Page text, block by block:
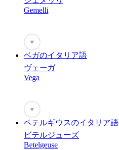
Gemelli
♥
ベガのイタリア語
ヴェーガ
Vega
♥
ベテルギウスのイタリア語
ビテルジューズ
Betelgeuse